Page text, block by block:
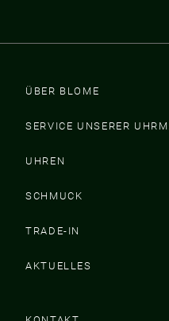
ÜBER BLOME
SERVICE UNSERER
UHREN
SCHMUCK
TRADE-IN
AKTUELLES